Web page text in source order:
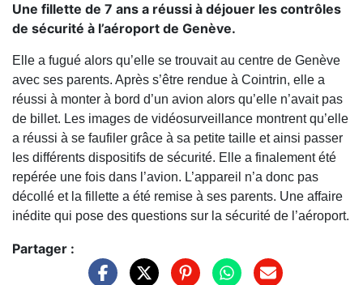
Une fillette de 7 ans a réussi à déjouer les contrôles
de sécurité à l’aéroport de Genève.
Elle a fugué alors qu’elle se trouvait au centre de Genève
avec ses parents. Après s’être rendue à Cointrin, elle a
réussi à monter à bord d’un avion alors qu’elle n’avait pas
de billet. Les images de vidéosurveillance montrent qu’elle
a réussi à se faufiler grâce à sa petite taille et ainsi passer
les différents dispositifs de sécurité. Elle a finalement été
repérée une fois dans l’avion. L’appareil n’a donc pas
décollé et la fillette a été remise à ses parents. Une affaire
inédite qui pose des questions sur la sécurité de l’aéroport.
Partager :